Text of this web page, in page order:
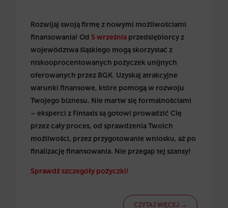
Rozwijaj swoją firmę z nowymi możliwościami
finansowania! Od 5 września przedsiębiorcy z
województwa śląskiego mogą skorzystać z
niskooprocentowanych pożyczek unijnych
oferowanych przez BGK. Uzyskaj atrakcyjne
warunki finansowe, które pomogą w rozwoju
Twojego biznesu. Nie martw się formalnościami
– eksperci z Fintaxis są gotowi prowadzić Cię
przez cały proces, od sprawdzenia Twoich
możliwości, przez przygotowanie wniosku, aż po
finalizację finansowania. Nie przegap tej szansy!
Sprawdź szczegóły pożyczki!
CZYTAJ WIĘCEJ →